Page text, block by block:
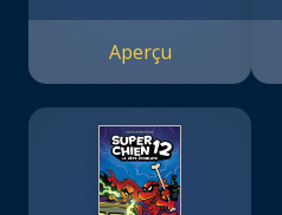
Aperçu